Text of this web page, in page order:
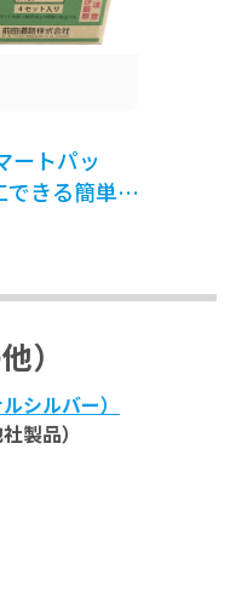
ートパッ
きる簡単す
）
シルバー）
製品）